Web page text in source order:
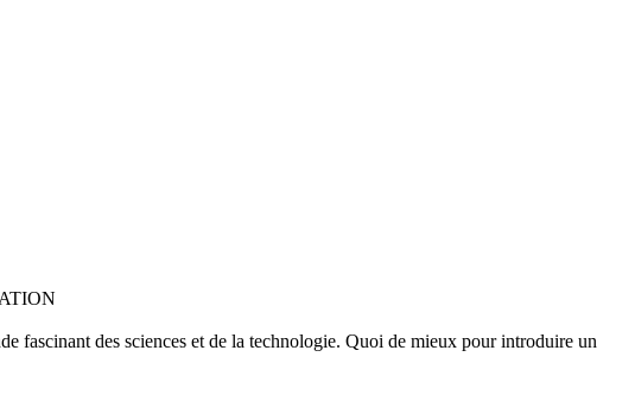
fascinant des sciences et de la technologie. Quoi de mieux pour introduire un